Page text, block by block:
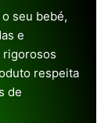
seu bebé,
e
rigorosos
respeita
de